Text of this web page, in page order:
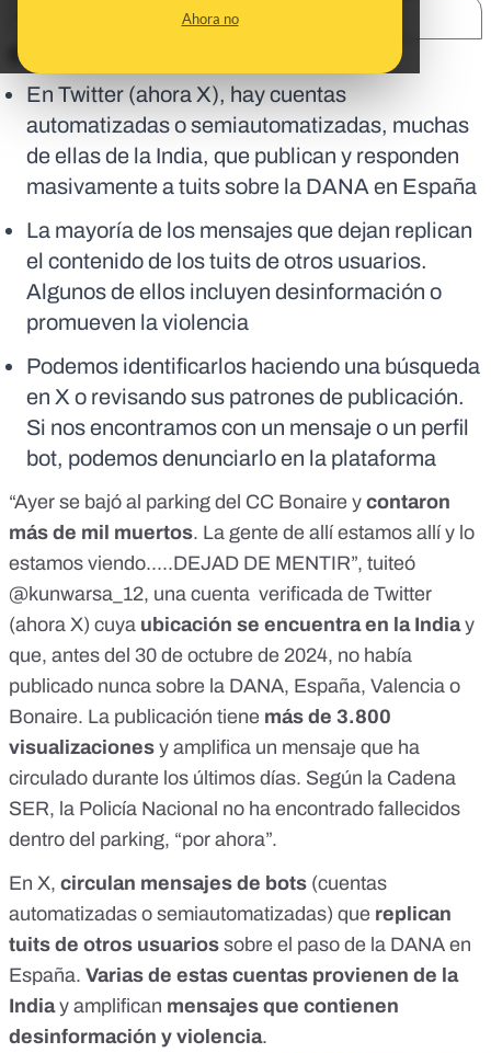
Ahora no
En corto:
En Twitter (ahora X), hay cuentas
automatizadas o semiautomatizadas, muchas
de ellas de la India, que publican y responden
masivamente a tuits sobre la DANA en España
La mayoría de los mensajes que dejan replican
el contenido de los tuits de otros usuarios.
Algunos de ellos incluyen desinformación o
promueven la violencia
Podemos identificarlos haciendo una búsqueda
en X o revisando sus patrones de publicación.
Si nos encontramos con un mensaje o un perfil
bot, podemos denunciarlo en la plataforma
“Ayer se bajó al parking del CC Bonaire y contaron
más de mil muertos. La gente de allí estamos allí y lo
estamos viendo.....DEJAD DE MENTIR”, tuiteó
@kunwarsa_12, una cuenta verificada de Twitter
(ahora X) cuya ubicación se encuentra en la Indiay
que, antes del 30 de octubre de 2024, no había
publicado nunca sobre la DANA, España, Valencia o
Bonaire. La publicación tiene más de 3.800
visualizaciones y amplifica un mensaje que ha
circulado durante los últimos días. Según la Cadena
SER, la Policía Nacional no ha encontrado fallecidos
dentro del parking, “por ahora”.
En X, circulan mensajes de bots (cuentas
automatizadas o semiautomatizadas) que replican
tuits de otros usuarios sobre el paso de la DANA en
España. Varias de estas cuentas provienen de la
Indiay amplifican mensajes que contienen
desinformación y violencia.